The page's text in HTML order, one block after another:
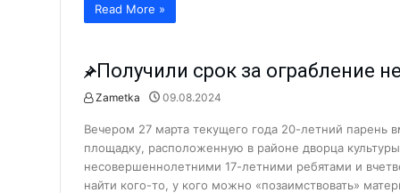
Хранители народной
Сколько людей с
Как летом избежать пищевых
«Создаём будущее вместе!»
Read More »
Получили срок за ограбление
Zametka 09.08.2024
Вечером 27 марта текущего года 20-летний
площадку, расположенную в районе дворца
несовершеннолетними 17-летними ребятами и
найти кого-то, у кого можно «позаимствовать»